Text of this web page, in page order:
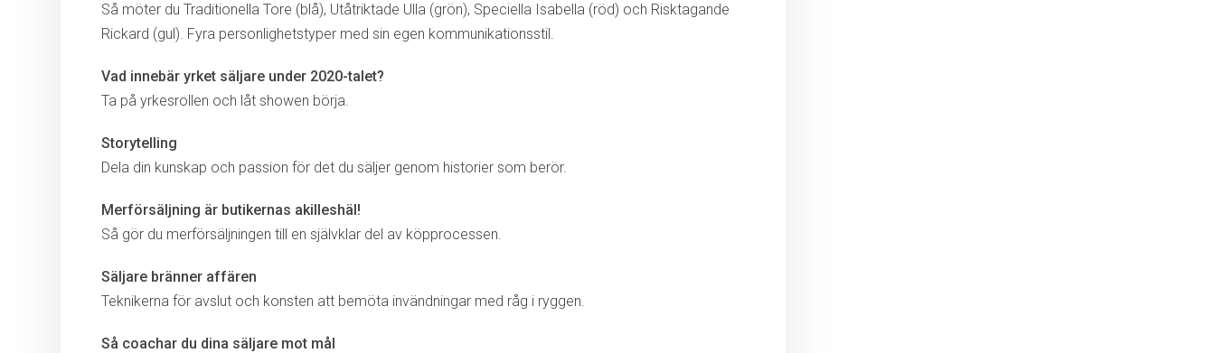
Så möter du Traditionella Tore (blå), Utåtriktade Ulla (grön), Speciella Isabella (röd) och Risktagande
Rickard (gul). Fyra personlighetstyper med sin egen kommunikationsstil.
Vad innebär yrket säljare under 2020-talet?
Ta på yrkesrollen och låt showen börja.
Storytelling
Dela din kunskap och passion för det du säljer genom historier som berör.
Merförsäljning är butikernas akilleshäl!
Så gör du merförsäljningen till en självklar del av köpprocessen.
Säljare bränner affären
Teknikerna för avslut och konsten att bemöta invändningar med råg i ryggen.
Så coachar du dina säljare mot mål